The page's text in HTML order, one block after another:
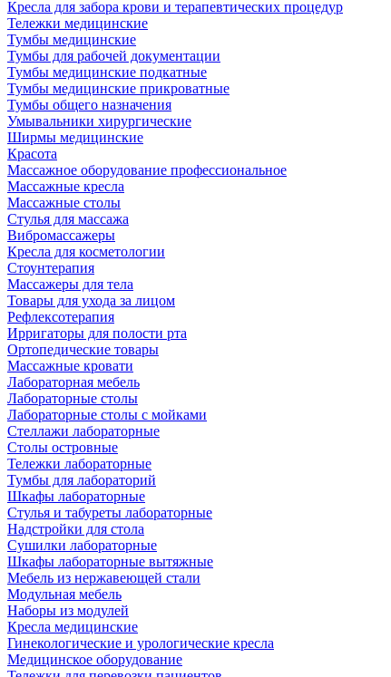
Кресла для забора крови и терапевтических процедур
Тележки медицинские
Тумбы медицинские
Тумбы для рабочей документации
Тумбы медицинские подкатные
Тумбы медицинские прикроватные
Тумбы общего назначения
Умывальники хирургические
Ширмы медицинские
Красота
Массажное оборудование профессиональное
Массажные кресла
Массажные столы
Стулья для массажа
Вибромассажеры
Кресла для косметологии
Стоунтерапия
Массажеры для тела
Товары для ухода за лицом
Рефлексотерапия
Ирригаторы для полости рта
Ортопедические товары
Массажные кровати
Лабораторная мебель
Лабораторные столы
Лабораторные столы с мойками
Стеллажи лабораторные
Столы островные
Тележки лабораторные
Тумбы для лабораторий
Шкафы лабораторные
Стулья и табуреты лабораторные
Надстройки для стола
Сушилки лабораторные
Шкафы лабораторные вытяжные
Мебель из нержавеющей стали
Модульная мебель
Наборы из модулей
Кресла медицинские
Гинекологические и урологические кресла
Медицинское оборудование